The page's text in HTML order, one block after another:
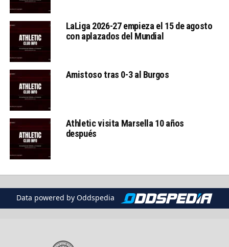
LaLiga 2026-27 empieza el 15 de agosto
con aplazados del Mundial
Amistoso tras 0-3 al Burgos
Athletic visita Marsella 10 años
después
Data powered by Oddspedia